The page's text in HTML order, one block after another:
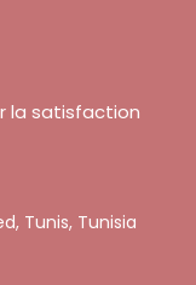
la satisfaction
Tunis, Tunisia